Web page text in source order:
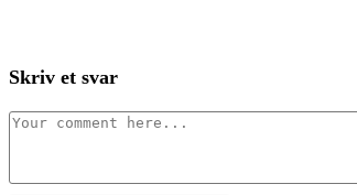
Skriv et svar
Comment